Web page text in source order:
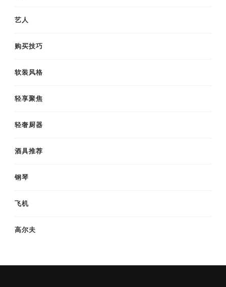
艺人
购买技巧
软装风格
轻享聚焦
轻奢厨器
酒具推荐
钢琴
飞机
高尔夫